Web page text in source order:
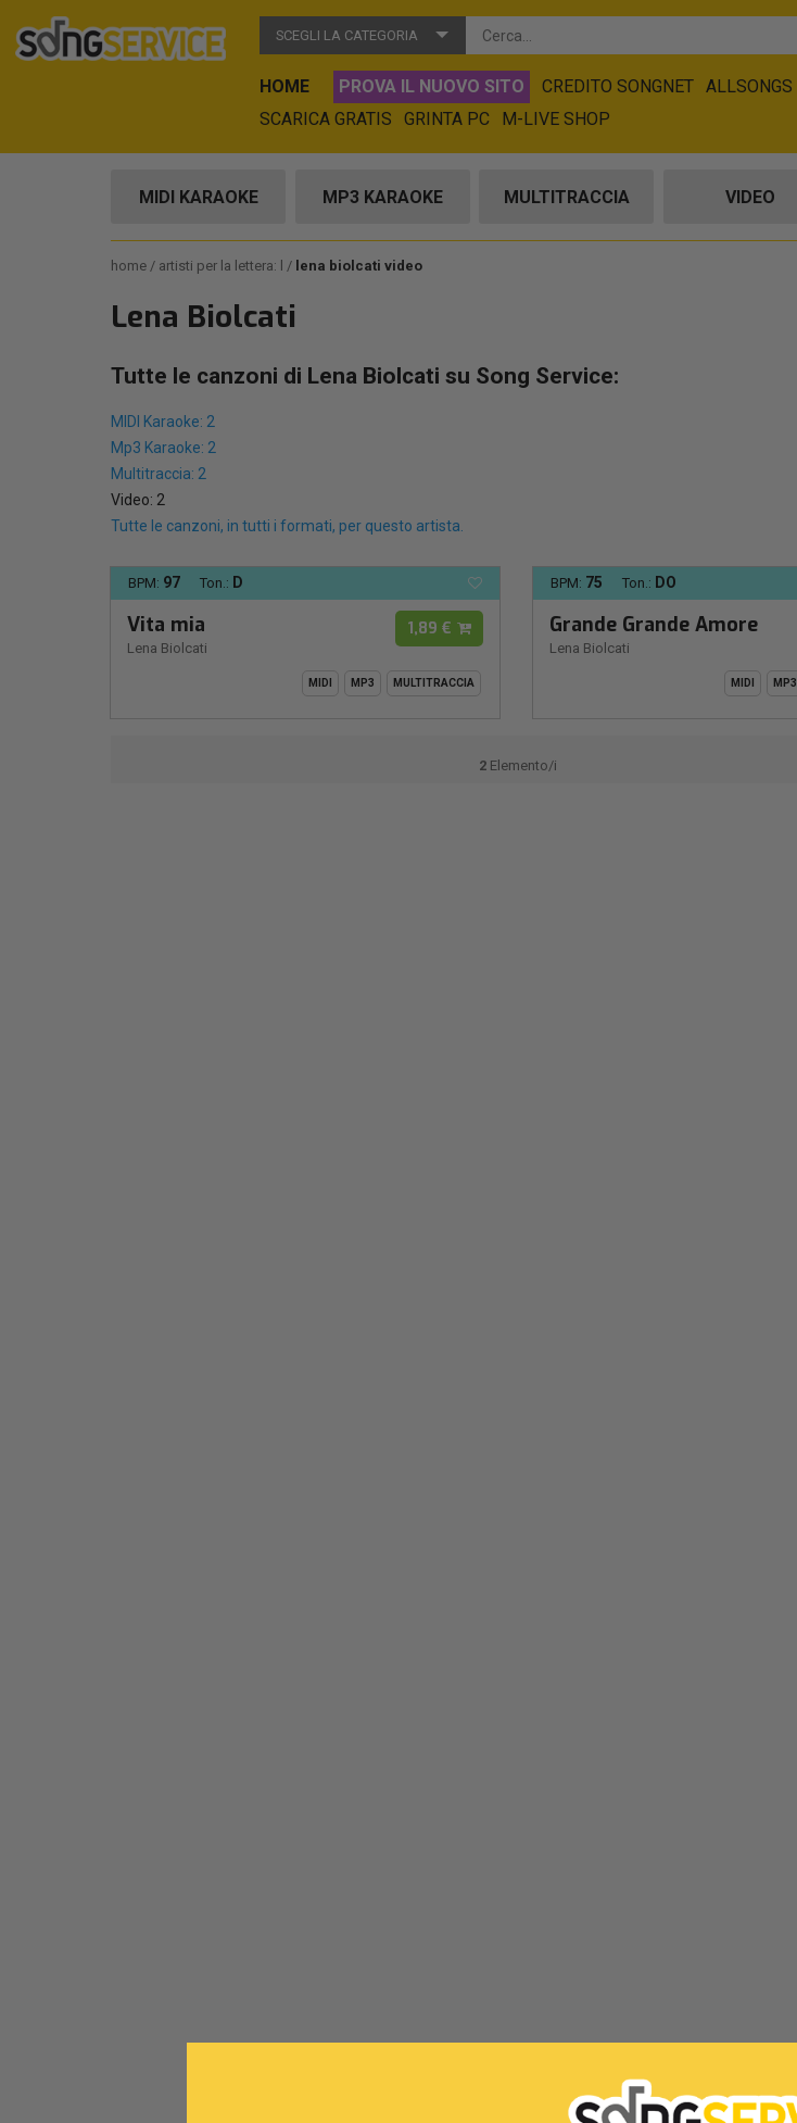
SCEGLI LA CATEGORIA
HOME PROVA IL NUOVO SITO CREDITO SONGNET ALLSONGS
SCARICA GRATIS
GRINTA PC M-LIVE SHOP
MIDI KARAOKE MP3 KARAOKE MULTITRACCIA VIDEO
home artisti per la lettera: l lena biolcati video
Lena Biolcati
Tutte le canzoni di Lena Biolcati su Song Service:
MIDI Karaoke: 2
Mp3 Karaoke: 2
Multitraccia: 2
Video: 2
Tutte le canzoni, in tutti i formati, per questo artista.
BPM: 97 Ton.: D
Vita mia
Lena Biolcati
1,89 €
MIDI MP3 MULTITRACCIA
BPM: 75 Ton.: DO
Grande Grande Amore
Lena Biolcati
MIDI MP3
2 Elemento/i